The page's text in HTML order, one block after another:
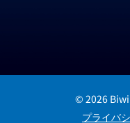
© 2026
プライバ